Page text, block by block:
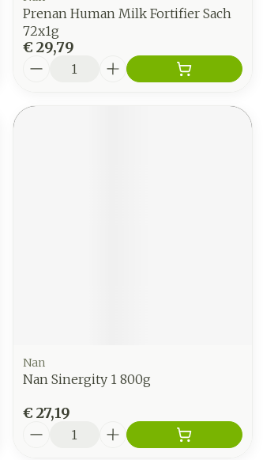
Prenan Human Milk Fortifier Sach
72x1g
€ 29,79
Nan
Nan Sinergity 1 800g
€ 27,19